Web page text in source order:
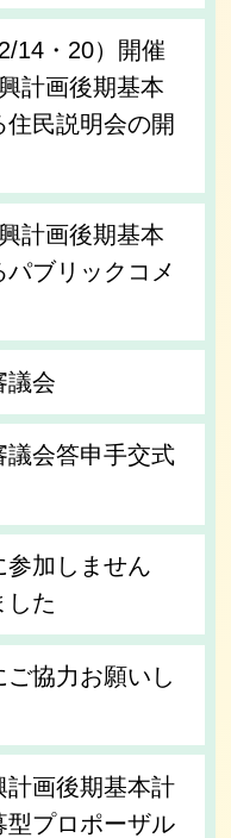
14・20）開催
計画後期基本
民説明会の開
計画後期基本
ブリックコメ
議会
議会答申手交式
参加しません
た
協力お願いし
計画後期基本計
型プロポーザル